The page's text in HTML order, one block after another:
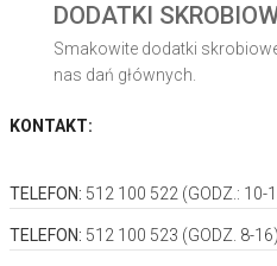
DODATKI
Smakowite dodatki
nas dań głównych.
KONTAKT:
TELEFON: 512 100 522 (GODZ.: 10-
TELEFON: 512 100 523 (GODZ. 8-16)